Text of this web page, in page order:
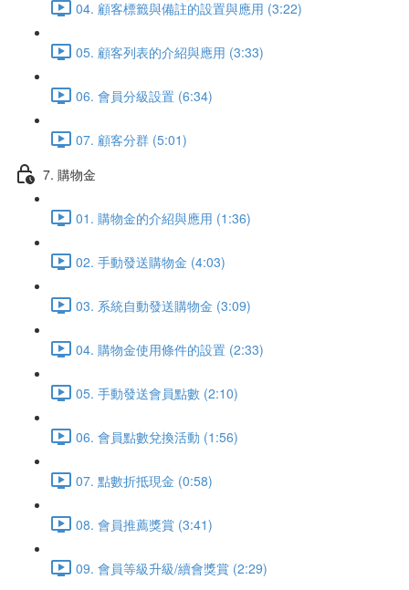
04. 顧客標籤與備註的設置與應用 (3:22)
05. 顧客列表的介紹與應用 (3:33)
06. 會員分級設置 (6:34)
07. 顧客分群 (5:01)
7. 購物金
01. 購物金的介紹與應用 (1:36)
02. 手動發送購物金 (4:03)
03. 系統自動發送購物金 (3:09)
04. 購物金使用條件的設置 (2:33)
05. 手動發送會員點數 (2:10)
06. 會員點數兌換活動 (1:56)
07. 點數折抵現金 (0:58)
08. 會員推薦獎賞 (3:41)
09. 會員等級升級/續會獎賞 (2:29)